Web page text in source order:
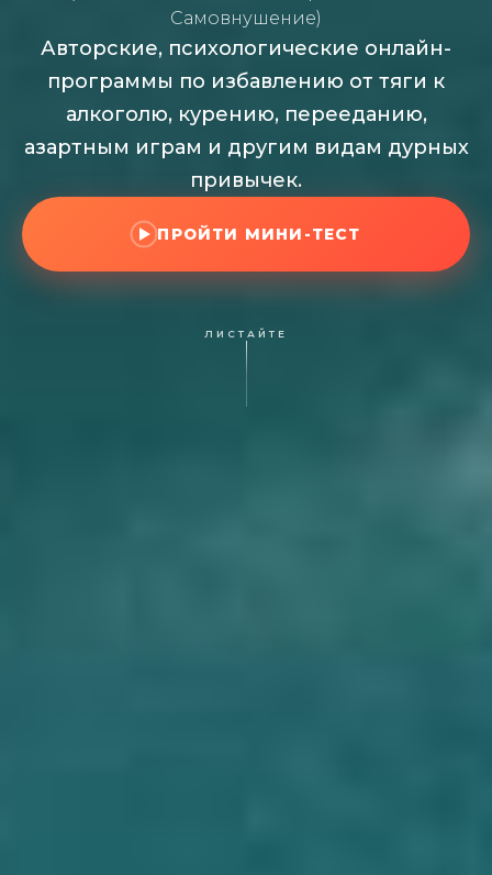
Самовнушение)
Авторские, психологические онлайн-
программы по избавлению от тяги к
алкоголю, курению, перееданию,
азартным играм и другим видам дурных
привычек.
ПРОЙТИ МИНИ-ТЕСТ
ЛИСТАЙТЕ